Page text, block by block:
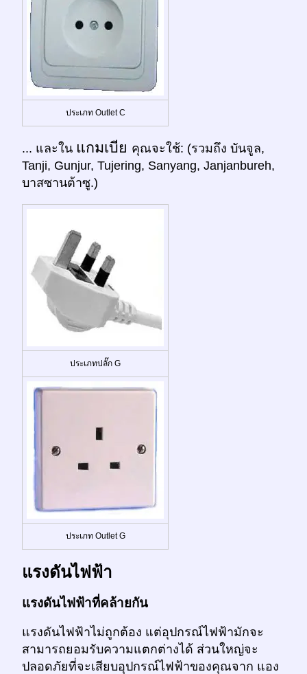
ประเภท Outlet C
... และใน แกมเบีย คุณจะใช้: (รวมถึง บันจูล,
Tanji, Gunjur, Tujering, Sanyang, Janjanbureh,
บาสซานต้าซู.)
ประเภทปลั๊ก G
ประเภท Outlet G
แรงดันไฟฟ้า
แรงดันไฟฟ้าที่คล้ายกัน
แรงดันไฟฟ้าไม่ถูกต้อง แต่อุปกรณ์ไฟฟ้ามักจะ
สามารถยอมรับความแตกต่างได้ ส่วนใหญ่จะ
ปลอดภัยที่จะเสียบอุปกรณ์ไฟฟ้าของคุณจาก แอง